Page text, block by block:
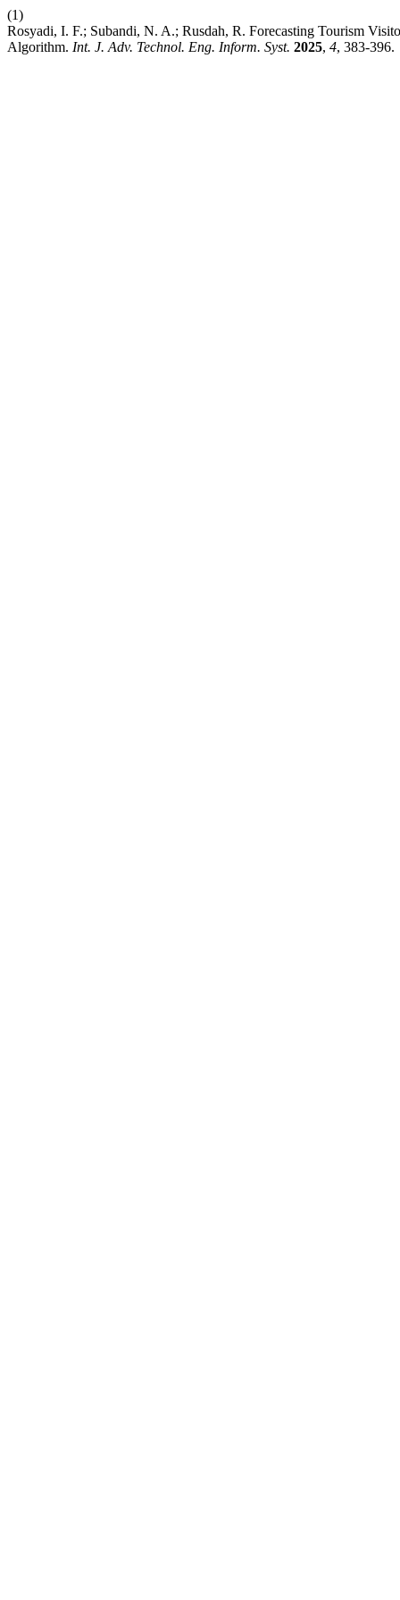
(1)
Rosyadi, I. F.; Subandi, N. A.; Rusdah, R. Forecasting Tourism
Algorithm. Int. J. Adv. Technol. Eng. Inform. Syst. 2025, 4, 383-396.